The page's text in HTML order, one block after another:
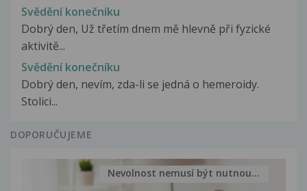
Svědění konečníku
Dobrý den, Už třetím dnem mě hlevně při fyzické
aktivitě...
Svědění konečníku
Dobrý den, nevím, zda-li se jedná o hemeroidy.
Stolici...
DOPORUČUJEME
Nevolnost nemusí být nutnou...